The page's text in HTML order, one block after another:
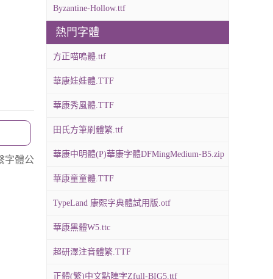
字體公
Byzantine-Hollow.ttf
熱門字體
方正喵嗚體.ttf
華康娃娃體.TTF
華康秀風體.TTF
田氏方筆刷體繁.ttf
華康中明體(P)華康字體DFMingMedium-B5.zip
華康童童體.TTF
TypeLand 康熙字典體試用版.otf
華康黑體W5.ttc
超研澤注音體繁.TTF
正體(繁)中文點陣字Zfull-BIG5.ttf